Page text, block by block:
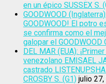
en un épico SUSSEX S.
GOODWOOD
GOODWOOD! El potro
se confirma como el
galopar el GOODWOOD
DEL MAR (EUA):
venezolano EMISAEL
castrado
CROSBY S. (G1) julio